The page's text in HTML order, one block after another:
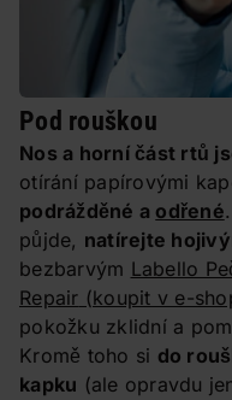
Pod rouškou
Nos a horní část rtů
otírání papírovými
podrážděné a odřené
půjde, natírejte
bezbarvým Labello
Repair (koupit v e-
pokožku zklidní a
Kromě toho si do
kapku (ale opravdu